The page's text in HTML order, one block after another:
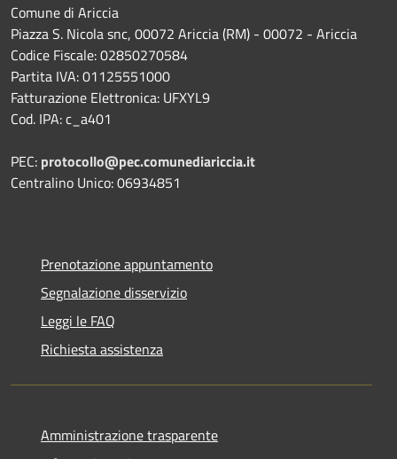
Comune di Ariccia
Piazza S. Nicola snc, 00072 Ariccia (RM) - 00072 - Ariccia
Codice Fiscale: 02850270584
Partita IVA: 01125551000
Fatturazione Elettronica: UFXYL9
Cod. IPA: c_a401
PEC: protocollo@pec.comunediariccia.it
Centralino Unico: 06934851
Prenotazione appuntamento
Segnalazione disservizio
Leggi le FAQ
Richiesta assistenza
Amministrazione trasparente